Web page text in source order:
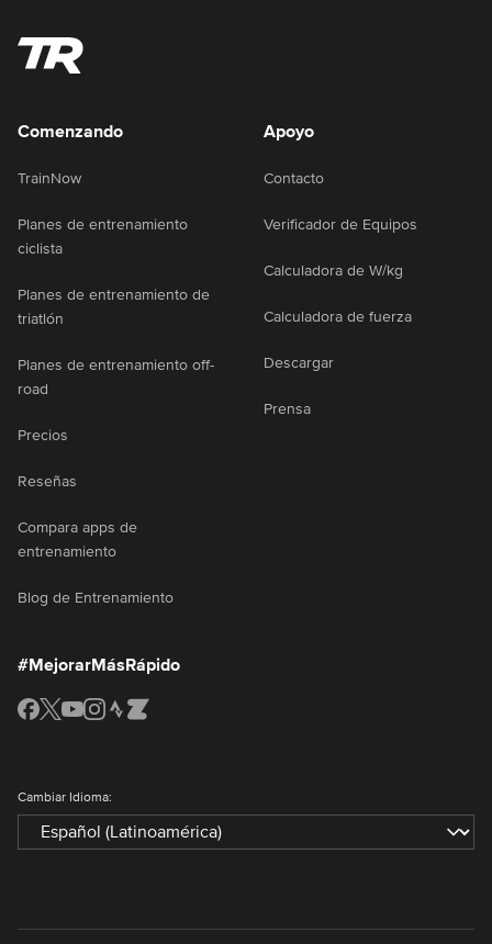
Comenzando
TrainNow
Planes de entrenamiento
ciclista
Planes de entrenamiento de
triatlón
Planes de entrenamiento off-
road
Precios
Reseñas
Compara apps de
entrenamiento
Blog de Entrenamiento
Apoyo
Contacto
Verificador de Equipos
Calculadora de W/kg
Calculadora de fuerza
Descargar
Prensa
#MejorarMásRápido
Cambiar Idioma: